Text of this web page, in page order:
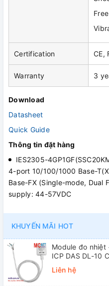
Certification CE,
Warranty 3
Download
Datasheet
Quick Guide
Thông tin đặt hàng
IES2305-
4-port 10/100/1000 Base-
Base-FX (Single-mode, Dual
supply: 44-57VDC
KHUYẾN MÃI HOT
Module đo nhiệt
ICP DAS DL-10
Liên hệ